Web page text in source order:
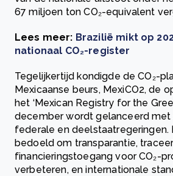
67 miljoen ton CO₂-equivalent
Lees meer: Brazilië mikt op
nationaal CO₂-register
Tegelijkertijd kondigde de CO₂-
Mexicaanse beurs, MexiCO2, de
het ‘Mexican Registry for the
december wordt gelanceerd met
federale en deelstaatregeringen.
bedoeld om transparantie,
financieringstoegang voor CO₂-
verbeteren, en internationale